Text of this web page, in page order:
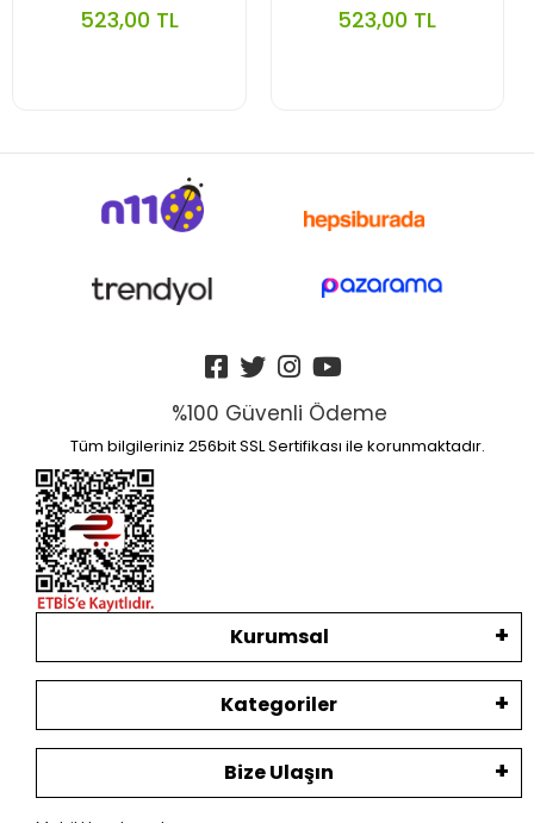
523,00 TL 523,00 TL
%100 Güvenli Ödeme
Tüm bilgileriniz 256bit SSL Sertifikası ile korunmaktadır.
Kurumsal
Kategoriler
Bize Ulaşın